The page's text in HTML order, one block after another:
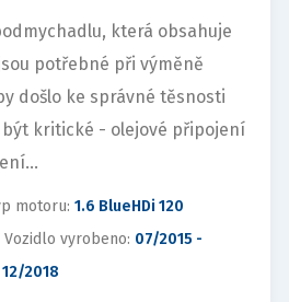
která obsahuje
potřebné při výměně
došlo ke správné těsnosti
kritické - olejové připojení
motoru: 1.6 BlueHDi 120
Vozidlo vyrobeno: 07/2015 -
12/2018